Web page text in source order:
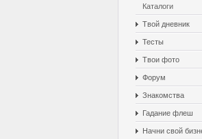
Каталоги
Твой дневник
Тесты
Твои фото
Форум
Знакомства
Гадание флеш
Начни свой